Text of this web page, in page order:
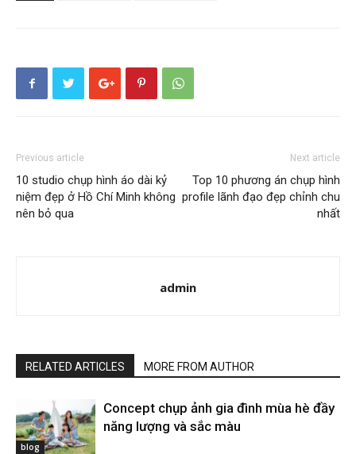
Previous article
10 studio chụp hình áo dài kỷ
niệm đẹp ở Hồ Chí Minh không
nên bỏ qua
Next article
Top 10 phương án chụp hình
profile lãnh đạo đẹp chỉnh chu
nhất
admin
RELATED ARTICLES MORE FROM AUTHOR
blog
Concept chụp ảnh gia đình mùa hè đầy
năng lượng và sắc màu